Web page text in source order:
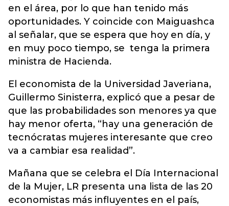
en el área, por lo que han tenido más
oportunidades. Y coincide con Maiguashca
al señalar, que se espera que hoy en día, y
en muy poco tiempo, se tenga la primera
ministra de Hacienda.
El economista de la Universidad Javeriana,
Guillermo Sinisterra, explicó que a pesar de
que las probabilidades son menores ya que
hay menor oferta, “hay una generación de
tecnócratas mujeres interesante que creo
va a cambiar esa realidad”.
Mañana que se celebra el Día Internacional
de la Mujer, LR presenta una lista de las 20
economistas más influyentes en el país,